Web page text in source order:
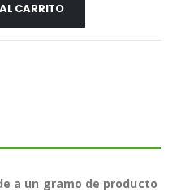
CARRITO
a un gramo de producto